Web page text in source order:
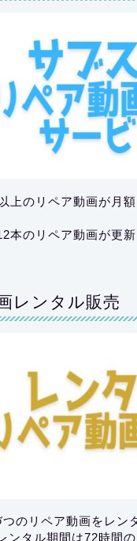
上のリペア動画が月
本のリペア動画が更新
レンタル販売
つのリペア動画をレン
ンタル期間は72時間